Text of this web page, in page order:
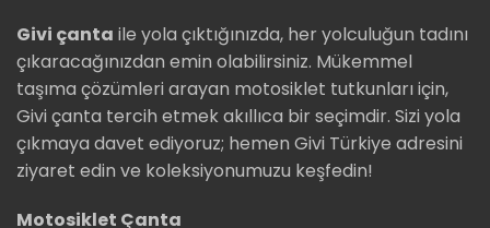
Givi çanta ile yola çıktığınızda, her yolculuğun tadını
çıkaracağınızdan emin olabilirsiniz. Mükemmel
taşıma çözümleri arayan motosiklet tutkunları için,
Givi çanta tercih etmek akıllıca bir seçimdir. Sizi yola
çıkmaya davet ediyoruz; hemen Givi Türkiye adresini
ziyaret edin ve koleksiyonumuzu keşfedin!
Motosiklet Çanta